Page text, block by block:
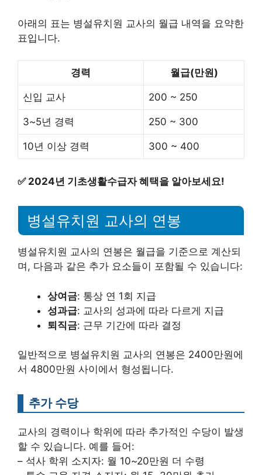
아래의 표는 병설유치원 교사의 월급 내역을 요약한
표입니다.
경력 월급(만원)
신입 교사 200 ~ 250
3~5년 경력 250 ~ 300
10년 이상 경력 300 ~ 400
✅ 2024년 기초생활수급자 혜택을 알아보세요!
병설유치원 교사의 연봉
병설유치원 교사의 연봉은 월급을 기준으로 계산되
며, 다음과 같은 추가 요소들이 포함될 수 있습니다:
상여금: 통상 연 1회 지급
성과급: 교사의 성과에 따라 다르게 지급
퇴직금: 근무 기간에 따라 결정
일반적으로 병설유치원 교사의 연봉은 2400만원에
서 4800만원 사이에서 형성됩니다.
추가 수당
교사의 경력이나 학위에 따라 추가적인 수당이 발생
할 수 있습니다. 예를 들어:
– 석사 학위 소지자: 월 10~20만원 더 수령